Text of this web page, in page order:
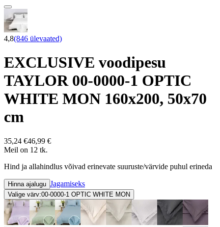
4,8(846 ülevaated)
EXCLUSIVE voodipesu
TAYLOR 00-0000-1 OPTIC
WHITE MON 160x200, 50x70
cm
35,24 €46,99 €
Meil on 12 tk.
Hind ja allahindlus võivad erinevate suuruste/värvide puhul erineda
Hinna ajalugu Jagamiseks
Valige värv:00-0000-1 OPTIC WHITE MON